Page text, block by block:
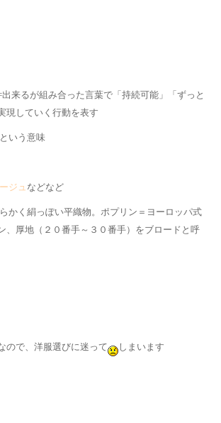
来るが組み合った言葉で「持続可能」「ずっと
現していく行動を表す
いう意味
ジュ などなど
らかく絹っぽい平織物。ポプリン＝ヨーロッパ式
、厚地（２０番手～３０番手）をブロードと呼
ので、洋服選びに迷って しまいます